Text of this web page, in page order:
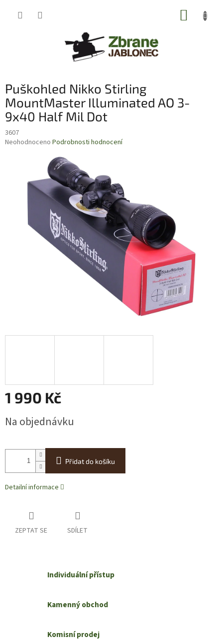
Puškohled Nikko Stirling
MountMaster Illuminated AO 3-
9x40 Half Mil Dot
3607
Průměrné
hvězdiček.
Neohodnoceno Podrobnosti hodnocení
1 990 Kč
cena:
Na objednávku
Přidat do košíku
Detailní informace
ZEPTAT SE SDÍLET
Individuální přístup
Kamenný obchod
Komisní prodej